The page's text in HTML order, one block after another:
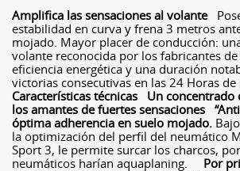
Amplifica las sensaciones al volante
estabilidad en curva y frena 3 metros
mojado. Mayor placer de conducción:
volante reconocida por los fabricantes
eficiencia energética y una duración
victorias consecutivas en las 24 Horas de
Características técnicas
Un concentrado
los amantes de fuertes sensaciones
óptima adherencia en suelo mojado.
la optimización del perfil del neumático
Sport 3, le permite surcar los charcos,
neumáticos harían aquaplaning. Por